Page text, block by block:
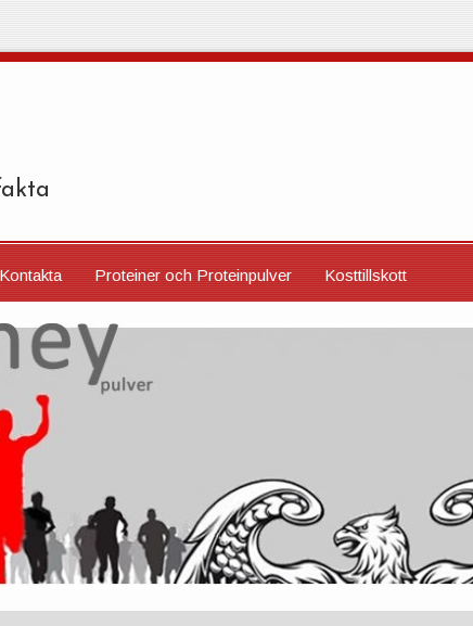
Kontakta Proteiner och Proteinpulver Kosttillskott